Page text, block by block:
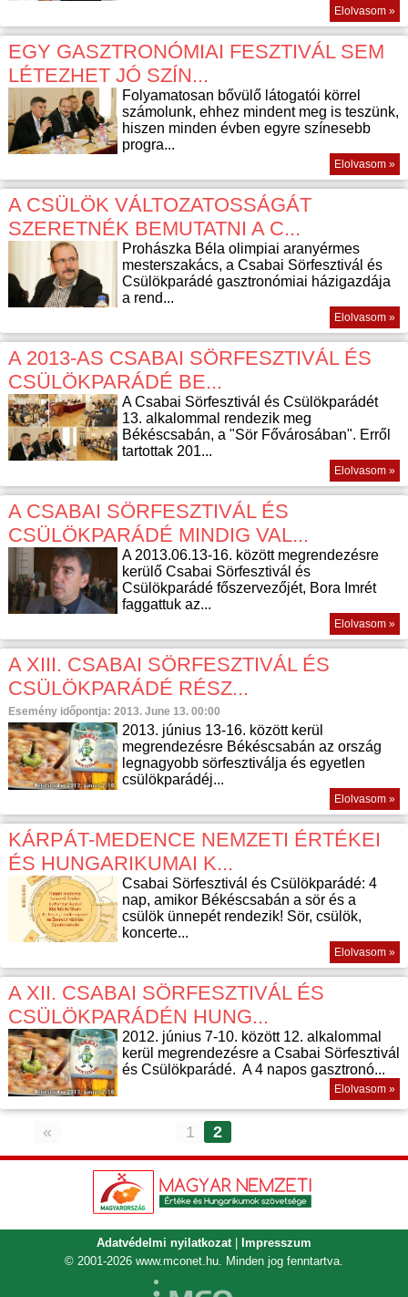
Elolvasom »
EGY GASZTRONÓMIAI FESZTIVÁL SEM
LÉTEZHET JÓ SZÍN...
Folyamatosan bővülő látogatói körrel
számolunk, ehhez mindent meg is teszünk,
hiszen minden évben egyre színesebb
progra...
Elolvasom »
A CSÜLÖK VÁLTOZATOSSÁGÁT
SZERETNÉK BEMUTATNI A C...
Prohászka Béla olimpiai aranyérmes
mesterszakács, a Csabai Sörfesztivál és
Csülökparádé gasztronómiai házigazdája
a rend...
Elolvasom »
A 2013-AS CSABAI SÖRFESZTIVÁL ÉS
CSÜLÖKPARÁDÉ BE...
A Csabai Sörfesztivál és Csülökparádét
13. alkalommal rendezik meg
Békéscsabán, a "Sör Fővárosában". Erről
tartottak 201...
Elolvasom »
A CSABAI SÖRFESZTIVÁL ÉS
CSÜLÖKPARÁDÉ MINDIG VAL...
A 2013.06.13-16. között megrendezésre
kerülő Csabai Sörfesztivál és
Csülökparádé főszervezőjét, Bora Imrét
faggattuk az...
Elolvasom »
A XIII. CSABAI SÖRFESZTIVÁL ÉS
CSÜLÖKPARÁDÉ RÉSZ...
Esemény időpontja: 2013. June 13. 00:00
2013. június 13-16. között kerül
megrendezésre Békéscsabán az ország
legnagyobb sörfesztiválja és egyetlen
csülökparádéj...
Elolvasom »
KÁRPÁT-MEDENCE NEMZETI ÉRTÉKEI
ÉS HUNGARIKUMAI K...
Csabai Sörfesztivál és Csülökparádé: 4
nap, amikor Békéscsabán a sör és a
csülök ünnepét rendezik! Sör, csülök,
koncerte...
Elolvasom »
A XII. CSABAI SÖRFESZTIVÁL ÉS
CSÜLÖKPARÁDÉN HUNG...
2012. június 7-10. között 12. alkalommal
kerül megrendezésre a Csabai Sörfesztivál
és Csülökparádé. A 4 napos gasztronó...
Elolvasom »
« 1 2
Adatvédelmi nyilatkozat
Impresszum
© 2001-2026 www.mconet.hu . Minden jog fenntartva.